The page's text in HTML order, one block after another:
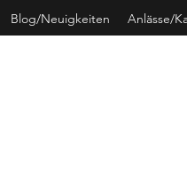
Blog/Neuigkeiten Anlässe/